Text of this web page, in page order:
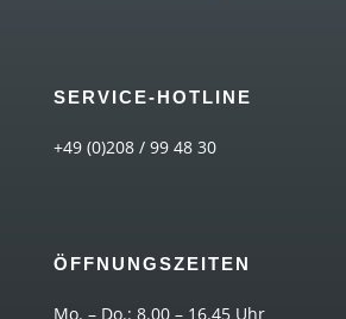
SERVICE-HOTLINE
+49 (0)208 / 99 48 30
ÖFFNUNGSZEITEN
Mo. – Do.: 8.00 – 16.45 Uhr